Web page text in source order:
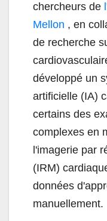
chercheurs de
Mellon , en
de recherche
développé un
artificielle (IA)
certains des
complexes en
l'imagerie par
(IRM)
données
manuellement.